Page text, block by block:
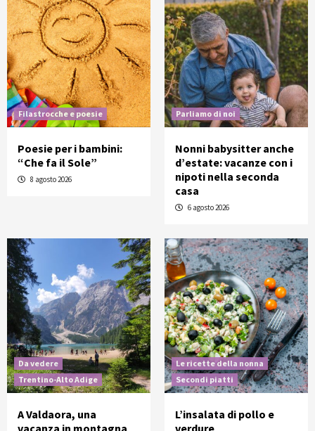
Filastrocche e poesie
Poesie per i bambini:
“Che fa il Sole”
8 agosto 2026
Parliamo di noi
Nonni babysitter anche
d’estate: vacanze con i
nipoti nella seconda
casa
6 agosto 2026
Da vedere
Trentino-Alto Adige
A Valdaora, una
Le ricette della nonna
Secondi piatti
L’insalata di pollo e